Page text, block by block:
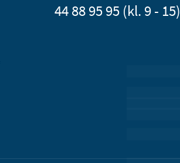
44 88 95 95 (kl. 9 - 15)